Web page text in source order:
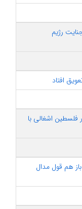
رژیم
افتاد
فلسطین اشغالی با
هم قول مدال